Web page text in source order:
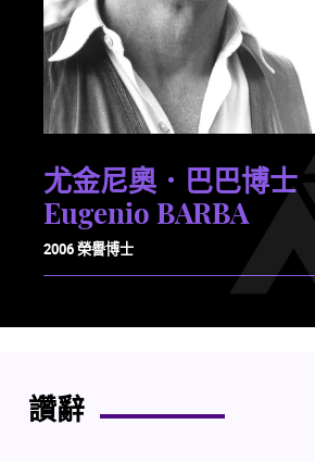
尤金尼奧．巴巴博士
Eugenio BARBA
2006 榮譽博士
讚辭